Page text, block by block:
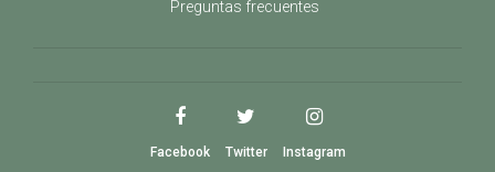
Preguntas frecuentes
Facebook Twitter Instagram